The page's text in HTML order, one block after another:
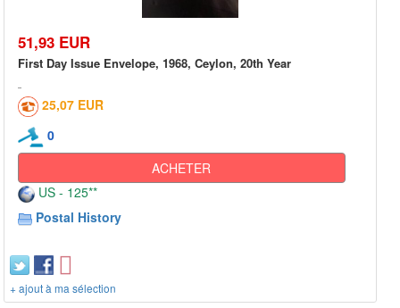
51,93 EUR
First Day Issue Envelope, 1968, Ceylon, 20th Year
25,07 EUR
0
ACHETER
US - 125**
Postal History
+ ajout à ma sélection